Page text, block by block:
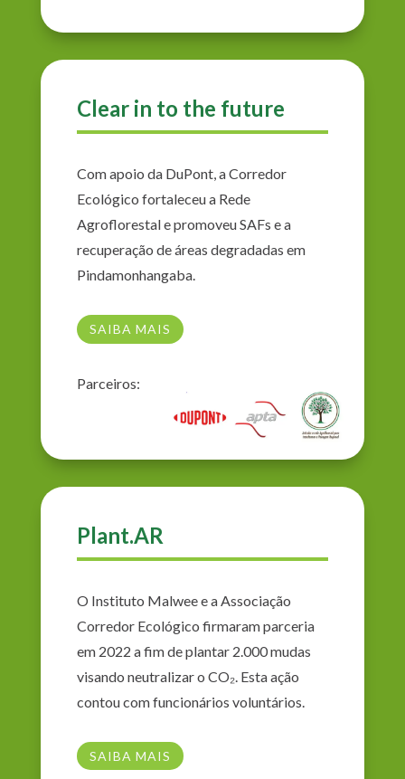
Clear in to the future
Com apoio da DuPont, a Corredor
Ecológico fortaleceu a Rede
Agroflorestal e promoveu SAFs e a
recuperação de áreas degradadas em
Pindamonhangaba.
SAIBA MAIS
Parceiros:
Plant.AR
O Instituto Malwee e a Associação
Corredor Ecológico firmaram parceria
em 2022 a fim de plantar 2.000 mudas
visando neutralizar o CO₂. Esta ação
contou com funcionários voluntários.
SAIBA MAIS